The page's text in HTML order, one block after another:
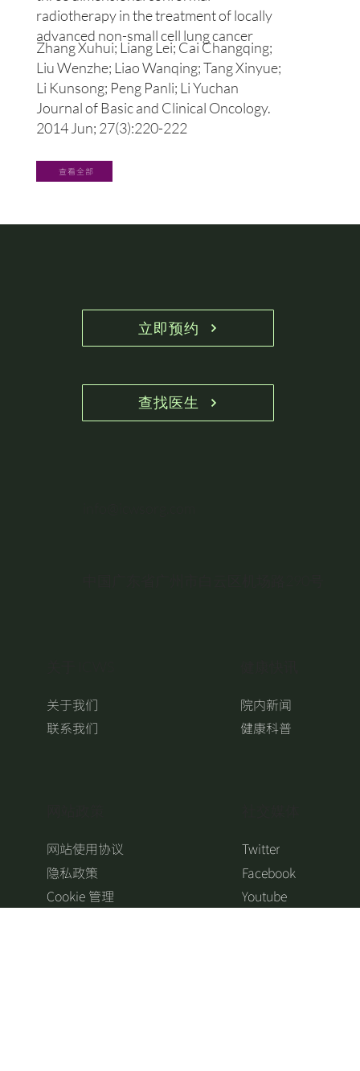
查看全部
​​Zhang Xuhui; Liang Lei; Cai Changqing;
Liu Wenzhe; Liao Wanqing; Tang Xinyue;
Li Kunsong; Peng Panli; Li Yuchan
Journal of Basic and Clinical Oncology.
2014 Jun; 27(3):220-222
radiotherapy in the treatment of locally
advanced non-small cell lung cancer
关于我们
联系我们
院内新闻
健康科普
网站使用协议
隐私政策
Cookie 管理
Twitter
Facebook
Youtube
查找医生
立即预约